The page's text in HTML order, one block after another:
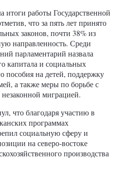
итоги работы Государственной
что за пять лет принято
законов, почти 38% из
направленность. Среди
парламентарий назвала
капитала и социальных
пособия на детей, поддержку
а также меры по борьбе с
миграцией.
что благодаря участию в
программах
социальную сферу и
на северо-востоке
производства